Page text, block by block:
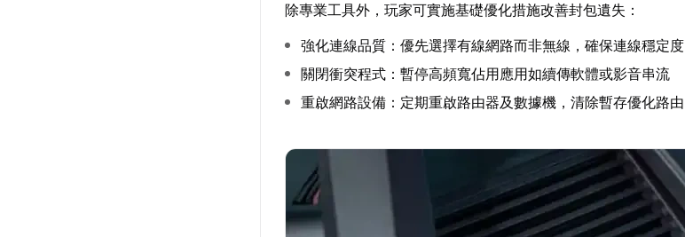
除專業工具外，玩家可實施基礎優化措施改善封包遺失：
強化連線品質：優先選擇有線網路而非無線，確保連線穩定度
關閉衝突程式：暫停高頻寬佔用應用如續傳軟體或影音串流
重啟網路設備：定期重啟路由器及數據機，清除暫存優化路由